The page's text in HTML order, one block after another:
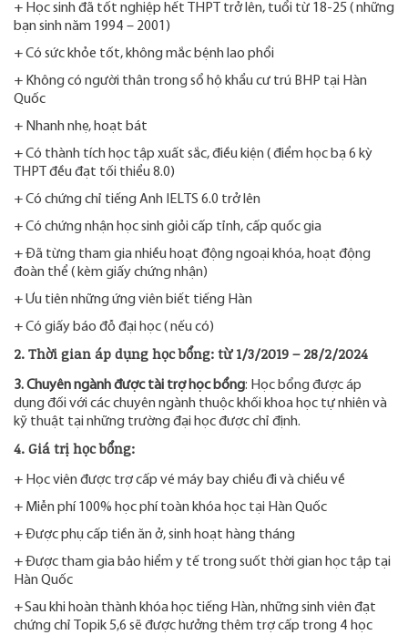
+ Học sinh đã tốt nghiệp hết THPT trở lên, tuổi từ 18-25 ( những
bạn sinh năm 1994 – 2001)
+ Có sức khỏe tốt, không mắc bệnh lao phổi
+ Không có người thân trong sổ hộ khẩu cư trú BHP tại Hàn
Quốc
+ Nhanh nhẹ, hoạt bát
+ Có thành tích học tập xuất sắc, điều kiện ( điểm học bạ 6 kỳ
THPT đều đạt tối thiểu 8.0)
+ Có chứng chỉ tiếng Anh IELTS 6.0 trở lên
+ Có chứng nhận học sinh giỏi cấp tỉnh, cấp quốc gia
+ Đã từng tham gia nhiều hoạt động ngoại khóa, hoạt động
đoàn thể ( kèm giấy chứng nhận)
+ Ưu tiên những ứng viên biết tiếng Hàn
+ Có giấy báo đỗ đại học ( nếu có)
2. Thời gian áp dụng học bổng: từ 1/3/2019 – 28/2/2024
3. Chuyên ngành được tài trợ học bổng: Học bổng được áp
dụng đối với các chuyên ngành thuộc khối khoa học tự nhiên và
kỹ thuật tại những trường đại học được chỉ định.
4. Giá trị học bổng:
+ Học viên được trợ cấp vé máy bay chiều đi và chiều về
+ Miễn phí 100% học phí toàn khóa học tại Hàn Quốc
+ Được phụ cấp tiền ăn ở, sinh hoạt hàng tháng
+ Được tham gia bảo hiểm y tế trong suốt thời gian học tập tại
Hàn Quốc
+ Sau khi hoàn thành khóa học tiếng Hàn, những sinh viên đạt
chứng chỉ Topik 5,6 sẽ được hưởng thêm trợ cấp trong 4 học